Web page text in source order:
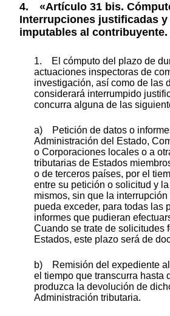
4. «Artículo 31 bis.
Interrupciones justificadas
imputables al contribuyente.
1. El cómputo del plazo de
actuaciones inspectoras de
investigación, así como de las
considerará interrumpido
concurra alguna de las
a) Petición de datos o
Administración del Estado,
o Corporaciones locales o a
tributarias de Estados
o de terceros países, por el
entre su petición o solicitud y
mismos, sin que la
pueda exceder, para todas las
informes que pudieran
Cuando se trate de solicitudes
Estados, este plazo será de
b) Remisión del expediente
el tiempo que transcurra hasta
produzca la devolución de
Administración tributaria.